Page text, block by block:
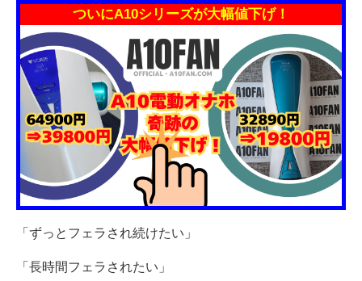
ついにA10シリーズが大幅値下げ！
「ずっとフェラされ続けたい」
「長時間フェラされたい」